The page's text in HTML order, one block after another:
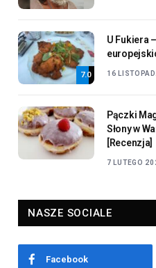
7.0
U Fukiera
16
Pączki
Słony w
[Recenzja]
7 LUTEGO
NASZE SOCIALE
Facebook